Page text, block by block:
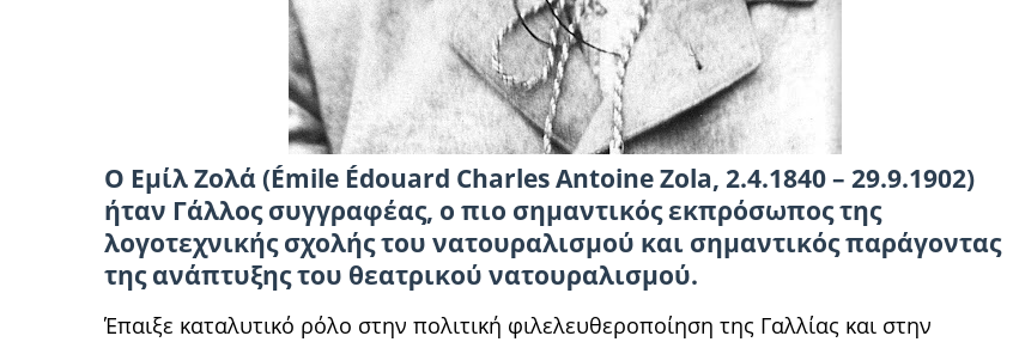
Ο Εμίλ Ζολά (Émile Édouard Charles Antoine Zola, 2.4.1840 – 29.9.1902)
ήταν Γάλλος συγγραφέας, ο πιο σημαντικός εκπρόσωπος της
λογοτεχνικής σχολής του νατουραλισμού και σημαντικός παράγοντας
της ανάπτυξης του θεατρικού νατουραλισμού.
Έπαιξε καταλυτικό ρόλο στην πολιτική φιλελευθεροποίηση της Γαλλίας και στην